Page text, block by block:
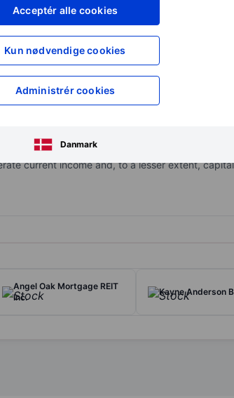
Acceptér alle cookies
Kun nødvendige cookies
Administrér cookies
Danmark
XXXXXXX
XXXXXXX
XXXXXXX
for at få adgang til
management investment company that has
in senior secured debt, including first
and other similar securities, unsecured
current income and, to a lesser extent,
Angel Oak Mortgage REIT
Inc.
Kayne Anderson